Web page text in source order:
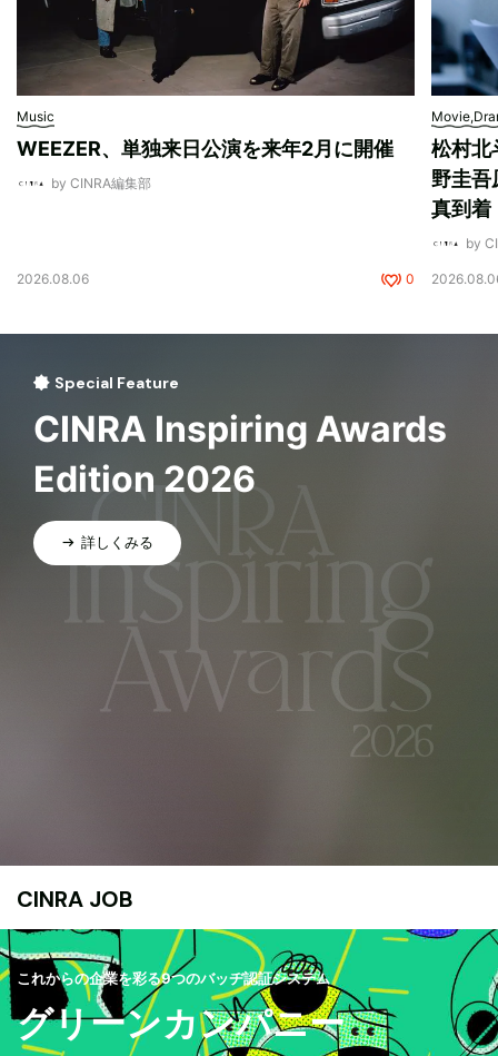
Music
WEEZER、単独来日公演を来年2月に開催
by CINRA編集部
2026.08.06 0
松村北
野圭吾
真到着
by
Special Feature
CINRA Inspiring Awards
Edition 2026
詳しくみる
CINRA JOB
これからの企業を彩る9つのバッヂ認証システム
グリーンカンパニー